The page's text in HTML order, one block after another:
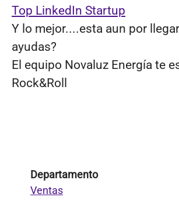
Top LinkedIn Startup
Y lo mejor....esta aun por
ayudas?
El equipo Novaluz Energía te
Rock&Roll
Departamento
Ventas